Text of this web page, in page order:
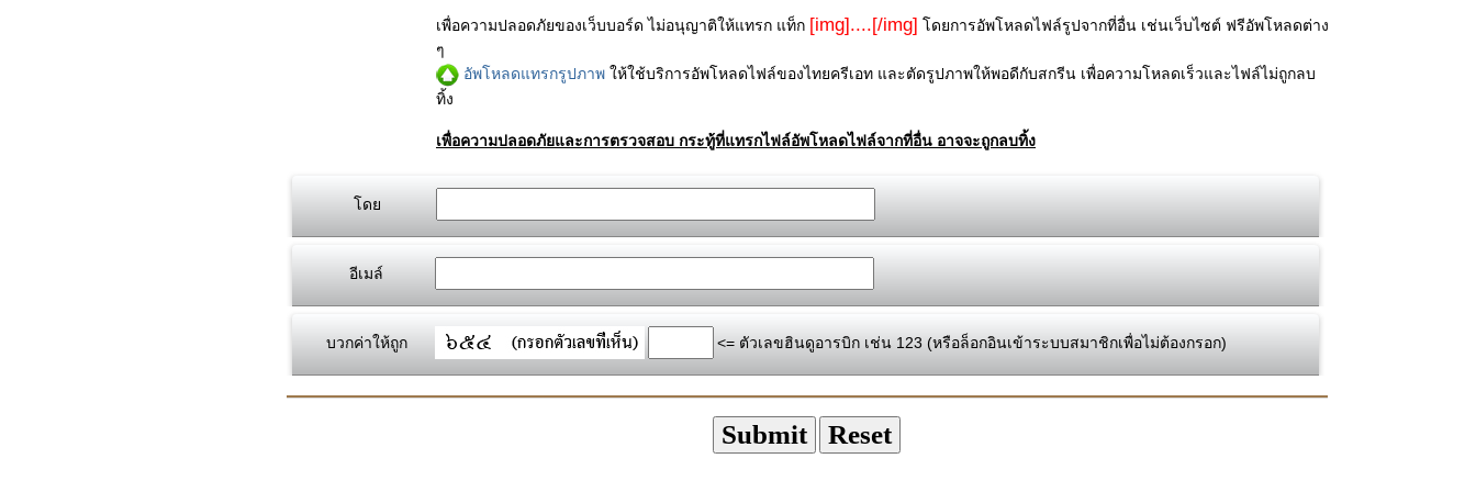
เพื่อความปลอดภัยของเว็บบอร์ด ไม่อนุญาติให้แทรก แท็ก [img]....[/img] โดยการอัพโหลดไฟล์รูปจากที่อื่น เช่นเว็บไซต์ ฟรีอัพโหลดต่าง
ๆ
อัพโหลดแทรกรูปภาพ ให้ใช้บริการอัพโหลดไฟล์ของไทยครีเอท และตัดรูปภาพให้พอดีกับสกรีน เพื่อความโหลดเร็วและไฟล์ไม่ถูกลบ
ทิ้ง
เพื่อความปลอดภัยและการตรวจสอบ กระทู้ที่แทรกไฟล์อัพโหลดไฟล์จากที่อื่น อาจจะถูกลบทิ้ง
โดย
อีเมล์
บวกค่าให้ถูก <= ตัวเลขฮินดูอารบิก เช่น 123 (หรือล็อกอินเข้าระบบสมาชิกเพื่อไม่ต้องกรอก)